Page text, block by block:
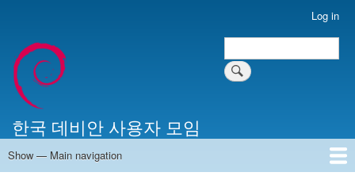
account
menu
Log in
Search
한국 데비안 사용자 모임
Main
Show — Main navigation